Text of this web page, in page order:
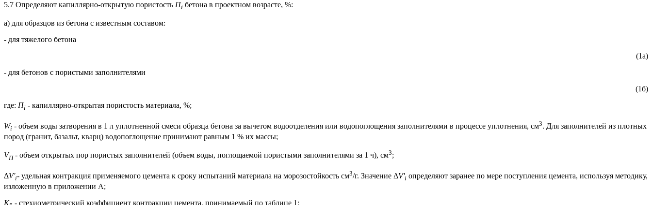
5.7 Определяют капиллярно-открытую пористость Пi бетона в проектном возрасте, %:
а) для образцов из бетона с известным составом:
- для тяжелого бетона
(1а)
- для бетонов с пористыми заполнителями
(1б)
где: Пi - капиллярно-открытая пористость материала, %;
Wi - объем воды затворения в 1 л уплотненной смеси образца бетона за вычетом водоотделения или водопоглощения заполнителями в процессе уплотнения, см3. Для заполнителей из плотных
пород (гранит, базальт, кварц) водопоглощение принимают равным 1 % их массы;
VП- объем открытых пор пористых заполнителей (объем воды, поглощаемой пористыми заполнителями за 1 ч), см3;
ΔV'i- удельная контракция применяемого цемента к сроку испытаний материала на морозостойкость см3/г. Значение ΔV'i определяют заранее по мере поступления цемента, используя методику,
изложенную в приложении А;
K
- стехиометрический коэффициент контракции цемента, принимаемый по таблице 1;